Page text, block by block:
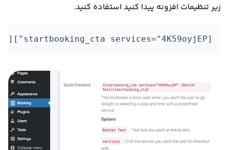
زیر تنظیمات افزونه پیدا کنید استفاده کنید.
[startbooking_cta services="4K59oyjEP"]Book Hair Cut[/startbooking_cta]